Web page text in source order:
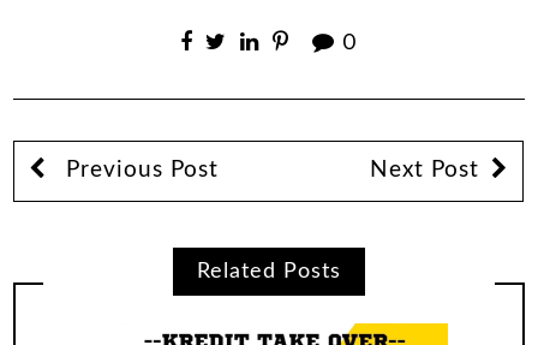
0
Previous Post Next Post
Related Posts